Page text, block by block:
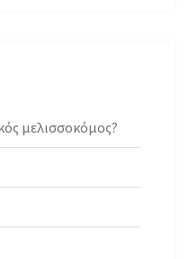
μελισσοκόμος?